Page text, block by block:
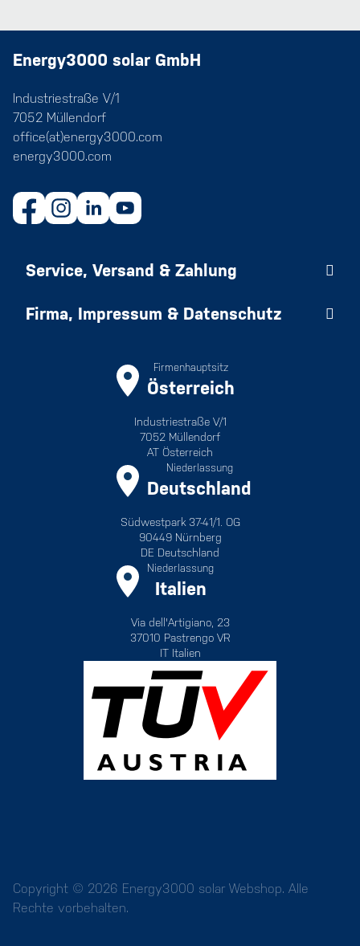
Energy3000 solar GmbH
Industriestraße V/1
7052 Müllendorf
office(at)energy3000.com
energy3000.com
Service, Versand & Zahlung
Firma, Impressum & Datenschutz
Firmenhauptsitz
Österreich
Industriestraße V/1
7052 Müllendorf
AT Österreich
Niederlassung
Deutschland
Südwestpark 37-41/1. OG
90449 Nürnberg
DE Deutschland
Niederlassung
Italien
Via dell'Artigiano, 23
37010 Pastrengo VR
IT Italien
Copyright © 2026 Energy3000 solar Webshop. Alle
Rechte vorbehalten.